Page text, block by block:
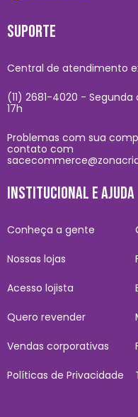
SUPORTE
Central de atendimento
(11) 2681-4020 -
17h
Problemas com sua
contato com
INSTITUCIONAL E AJUDA
Conheça a gente
Nossas lojas
Acesso lojista
Quero revender
Vendas corporativas
Políticas de Privacidade